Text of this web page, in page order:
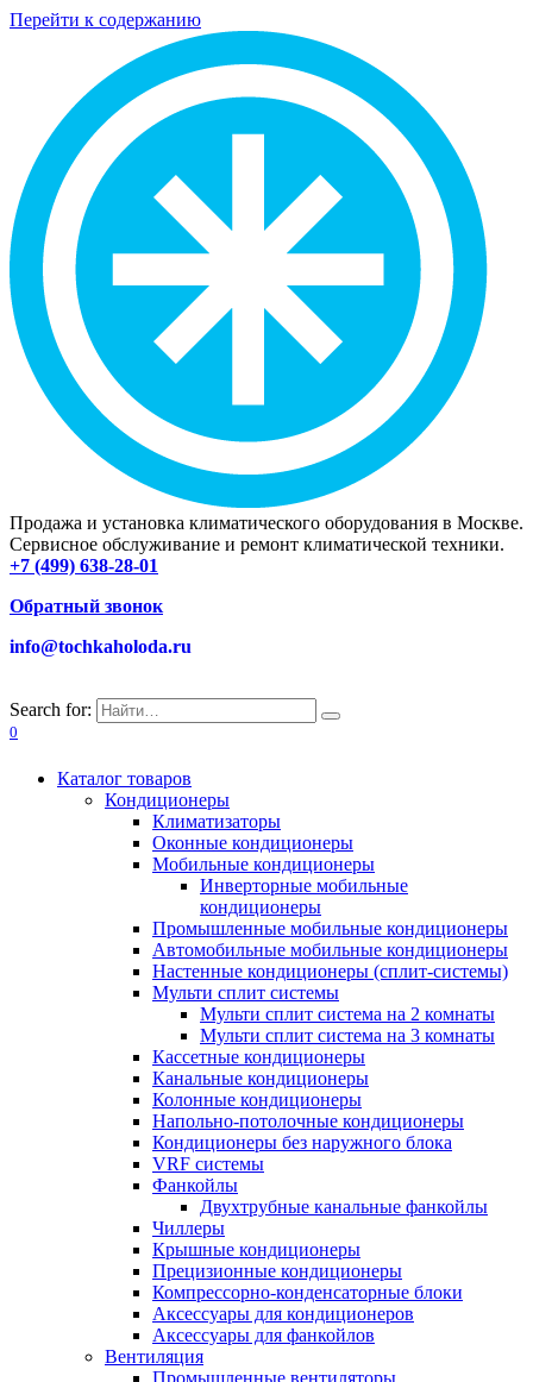
Перейти к содержанию
Продажа и установка климатического оборудования в Москве.
Сервисное обслуживание и ремонт климатической техники.
+7 (499) 638-28-01
Обратный звонок
info@tochkaholoda.ru
Search for:
0
Каталог товаров
Кондиционеры
Климатизаторы
Оконные кондиционеры
Мобильные кондиционеры
Инверторные мобильные
кондиционеры
Промышленные мобильные кондиционеры
Автомобильные мобильные кондиционеры
Настенные кондиционеры (сплит-системы)
Мульти сплит системы
Мульти сплит система на 2 комнаты
Мульти сплит система на 3 комнаты
Кассетные кондиционеры
Канальные кондиционеры
Колонные кондиционеры
Напольно-потолочные кондиционеры
Кондиционеры без наружного блока
VRF системы
Фанкойлы
Двухтрубные канальные фанкойлы
Чиллеры
Крышные кондиционеры
Прецизионные кондиционеры
Компрессорно-конденсаторные блоки
Аксессуары для кондиционеров
Аксессуары для фанкойлов
Вентиляция